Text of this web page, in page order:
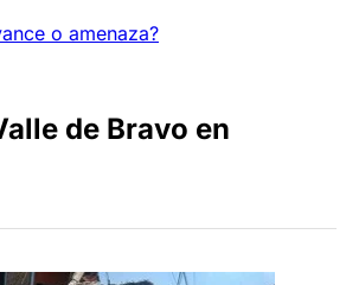
o amenaza?
de Bravo en